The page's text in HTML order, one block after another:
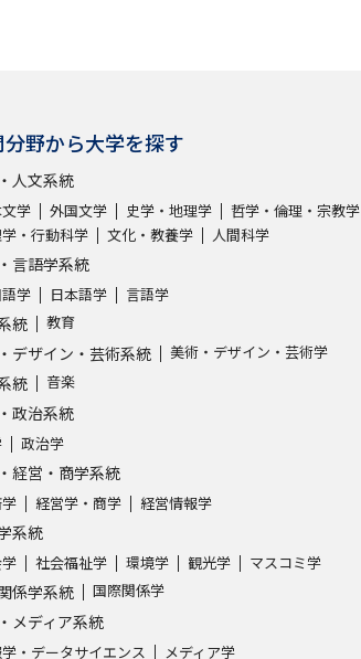
分野から大学を探す
人文系統
学 外国文学 史学・地理学
哲学・倫理・宗教学
・行動科学
文化・教養学 人間科学
言語学系統
学 日本語学 言語学
統 教育
デザイン・芸術系統 美術・デザイン・芸術学
統 音楽
政治系統
政治学
経営・商学系統
経営学・商学 経営情報学
系統
社会福祉学 環境学 観光学 マスコミ学
係学系統 国際関係学
メディア系統
・データサイエンス メディア学